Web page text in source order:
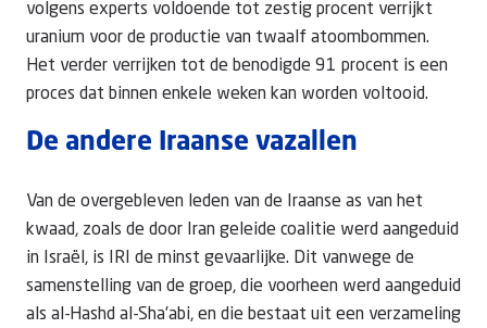
volgens experts voldoende tot zestig procent verrijkt
uranium voor de productie van twaalf atoombommen.
Het verder verrijken tot de benodigde 91 procent is een
proces dat binnen enkele weken kan worden voltooid.
De andere Iraanse vazallen
Van de overgebleven leden van de Iraanse as van het
kwaad, zoals de door Iran geleide coalitie werd aangeduid
in Israël, is IRI de minst gevaarlijke. Dit vanwege de
samenstelling van de groep, die voorheen werd aangeduid
als al-Hashd al-Sha’abi, en die bestaat uit een verzameling